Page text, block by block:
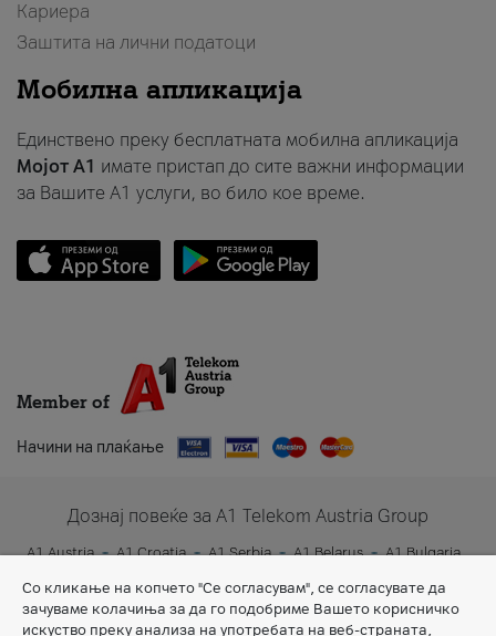
Кариера
Заштита на лични податоци
Мобилна апликација
Единствено преку бесплатната мобилна апликација
Мојот A1 имате пристап до сите важни информации
за Вашите A1 услуги, во било кое време.
Member of
Начини на плаќање
Дознај повеќе за A1 Telekom Austria Group
A1 Austria A1 Croatia A1 Serbia A1 Belarus
A1 Bulgaria
Со кликање на копчето "Се согласувам", се согласувате да
зачуваме колачиња за да го подобриме Вашето корисничко
искуство преку анализа на употребата на веб-страната,